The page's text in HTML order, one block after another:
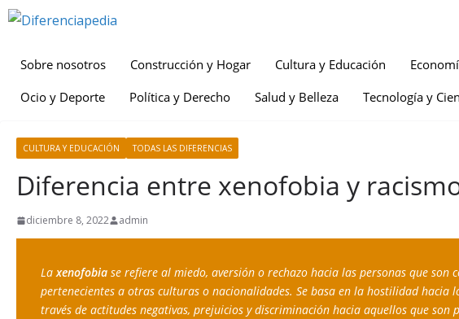
Sobre nosotros Construcción y Hogar Cultura y Educación
Ocio y Deporte
Política y Derecho Salud y Belleza Tecnología y
CULTURA Y EDUCACIÓN TODAS LAS DIFERENCIAS
Diferencia entre xenofobia y
diciembre 8, 2022 admin
La xenofobia se refiere al miedo, aversión o rechazo hacia las personas que son
pertenecientes a otras culturas o nacionalidades. Se basa en la hostilidad hacia
través de actitudes negativas, prejuicios y discriminación hacia aquellos que son